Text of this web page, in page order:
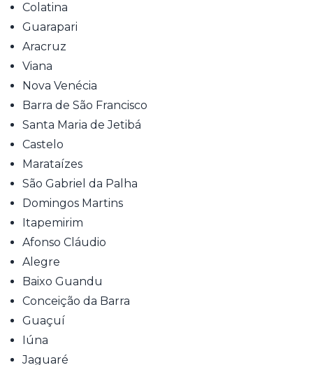
Colatina
Guarapari
Aracruz
Viana
Nova Venécia
Barra de São Francisco
Santa Maria de Jetibá
Castelo
Marataízes
São Gabriel da Palha
Domingos Martins
Itapemirim
Afonso Cláudio
Alegre
Baixo Guandu
Conceição da Barra
Guaçuí
Iúna
Jaguaré